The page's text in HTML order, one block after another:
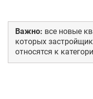
Важно: все новые
которых
относятся к